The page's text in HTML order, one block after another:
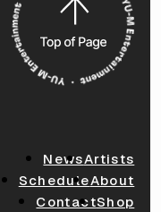
NewsArtists
ScheduleAbout
ContactShop